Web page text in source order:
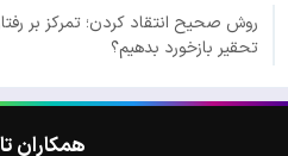
روش صحیح انتقاد کردن؛ تمرکز بر
تحقیر بازخورد بدهیم؟
همکاران